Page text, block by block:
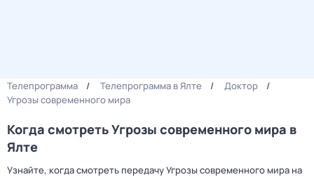
Телепрограмма Телепрограмма в Ялте
Доктор
Угрозы современного мира
Когда смотреть Угрозы современного мира в
Ялте
Узнайте, когда смотреть передачу Угрозы современного мира на